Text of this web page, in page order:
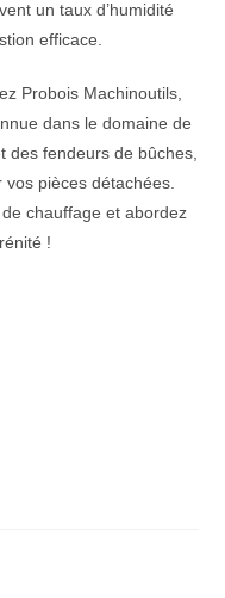
un taux d’humidité
efficace.
Probois Machinoutils,
dans le domaine de
des fendeurs de bûches,
vos pièces détachées.
chauffage et abordez
!